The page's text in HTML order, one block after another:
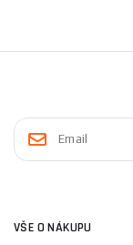
VŠE O NÁKUPU